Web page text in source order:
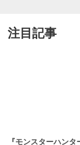
注目記事
『モンスターハン